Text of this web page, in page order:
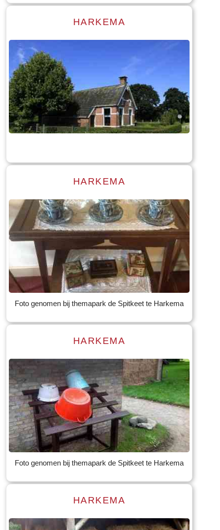
Read more
Tekst: © Foto: © Jan Dijkstra
HARKEMA
Read more
Tekst: © Foto: © Jan Dijkstra
HARKEMA
Foto genomen bij themapark de Spitkeet te Harkema
Read more
Tekst: © Foto: © Bauke Folkertsma
HARKEMA
Foto genomen bij themapark de Spitkeet te Harkema
HARKEMA